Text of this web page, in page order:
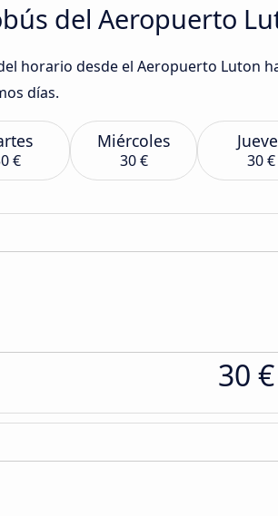
del Aeropuerto
horario desde el Aeropuerto Luton
días.
€
Miércoles
30 € 30 €
30 €